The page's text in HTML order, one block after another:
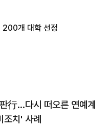
200개 대학 선정
行…다시 떠오른 연예계
조치' 사례